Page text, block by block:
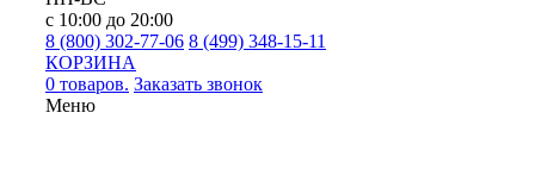
с 10:00 до 20:00
8 (800) 302-77-06 8 (499) 348-15-11
КОРЗИНА
0 товаров. Заказать звонок
Меню